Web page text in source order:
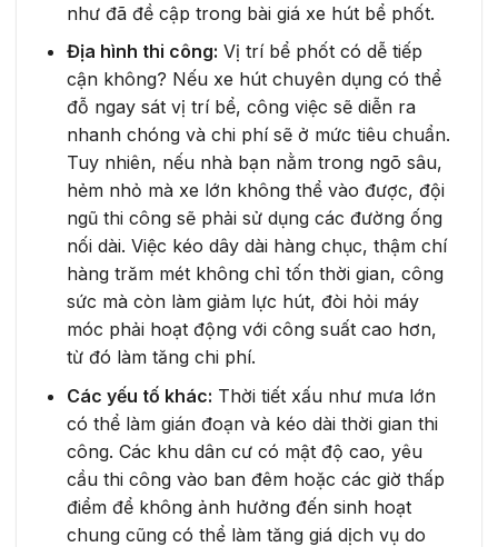
như đã đề cập trong bài giá xe hút bể phốt.
Địa hình thi công: Vị trí bể phốt có dễ tiếp
cận không? Nếu xe hút chuyên dụng có thể
đỗ ngay sát vị trí bể, công việc sẽ diễn ra
nhanh chóng và chi phí sẽ ở mức tiêu chuẩn.
Tuy nhiên, nếu nhà bạn nằm trong ngõ sâu,
hẻm nhỏ mà xe lớn không thể vào được, đội
ngũ thi công sẽ phải sử dụng các đường ống
nối dài. Việc kéo dây dài hàng chục, thậm chí
hàng trăm mét không chỉ tốn thời gian, công
sức mà còn làm giảm lực hút, đòi hỏi máy
móc phải hoạt động với công suất cao hơn,
từ đó làm tăng chi phí.
Các yếu tố khác: Thời tiết xấu như mưa lớn
có thể làm gián đoạn và kéo dài thời gian thi
công. Các khu dân cư có mật độ cao, yêu
cầu thi công vào ban đêm hoặc các giờ thấp
điểm để không ảnh hưởng đến sinh hoạt
chung cũng có thể làm tăng giá dịch vụ do